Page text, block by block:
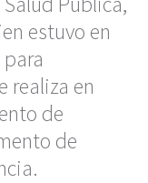
estuvo en
realiza en
de
de